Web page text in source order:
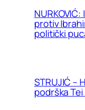
protiv
politički
STRUJIĆ –
podrška